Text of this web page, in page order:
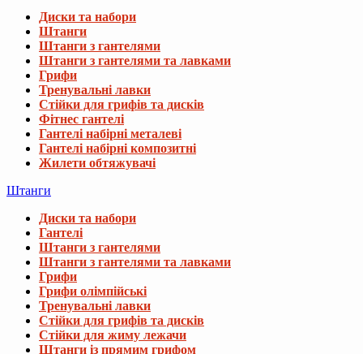
Диски та набори
Штанги
Штанги з гантелями
Штанги з гантелями та лавками
Грифи
Тренувальні лавки
Стійки для грифів та дисків
Фітнес гантелі
Гантелі набірні металеві
Гантелі набірні композитні
Жилети обтяжувачі
Штанги
Диски та набори
Гантелі
Штанги з гантелями
Штанги з гантелями та лавками
Грифи
Грифи олімпійські
Тренувальні лавки
Стійки для грифів та дисків
Стійки для жиму лежачи
Штанги із прямим грифом